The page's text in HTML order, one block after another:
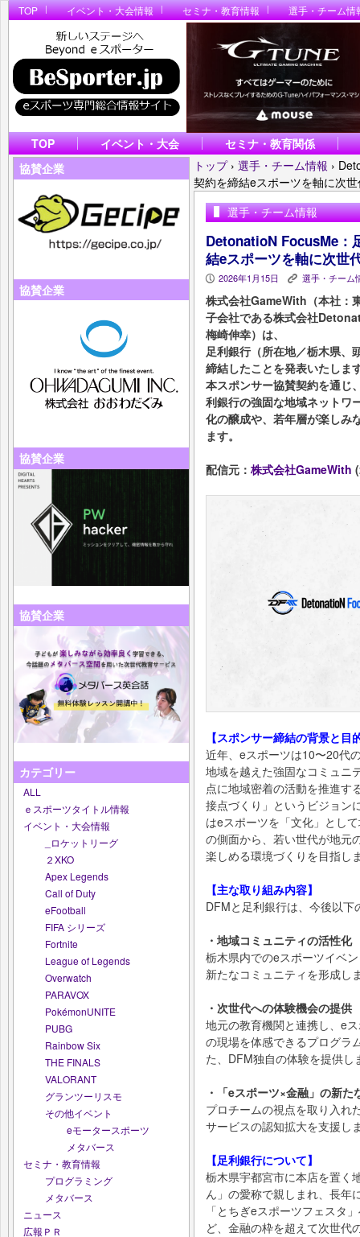
TOP イベント・大会情報 セミナ・教育情報 選手・チーム情
TOP イベント・大会
セミナ・教育関係
協賛企業
協賛企業
協賛企業
協賛企業
カテゴリー
ALL
ｅスポーツタイトル情報
イベント・大会情報
_ロケットリーグ
２XKO
Apex Legends
Call of Duty
eFootball
FIFA シリーズ
Fortnite
League of Legends
Overwatch
PARAVOX
PokémonUNITE
PUBG
Rainbow Six
THE FINALS
VALORANT
グランツーリスモ
その他イベント
eモータースポーツ
メタバース
セミナ・教育情報
プログラミング
メタバース
ニュース
広報ＰＲ
トップ › 選手・チーム情報 ›
契約を締結eスポーツを軸に次
選手・チーム情報
DetonatioN FocusMe：
結eスポーツを軸に次世
P 2026年1月15日 K 選手・チーム
株式会社GameWith（本社：
子会社である株式会社
梅崎伸幸）は、
足利銀行（所在地／栃木県、
締結したことを発表いたしま
本スポンサー協賛契約を通じ
利銀行の強固な地域ネットワ
化の醸成や、若年層が楽しみ
ます。
配信元： 株式会社GameWith
【スポンサー締結の背景と目
近年、eスポーツは10〜20代
地域を越えた強固なコミュニ
点に地域密着の活動を推進す
接点づくり」というビジョン
はeスポーツを「文化」とし
の側面から、若い世代が地元
楽しめる環境づくりを目指し
【主な取り組み内容】
DFMと足利銀行は、今後以
・地域コミュニティの活性化
栃木県内でのeスポーツイベ
新たなコミュニティを形成し
・次世代への体験機会の提供
地元の教育機関と連携し、e
の現場を体感できるプログラ
た、DFM独自の体験を提供し
・「eスポーツ×金融」の新た
プロチームの視点を取り入れ
サービスの認知拡大を支援し
【足利銀行について】
栃木県宇都宮市に本店を置く
ん」の愛称で親しまれ、長年
「とちぎeスポーツフェスタ
ど、金融の枠を超えて次世代